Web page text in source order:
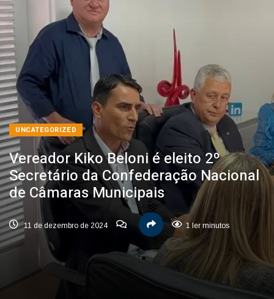
UNCATEGORIZED
Vereador Kiko Beloni é eleito 2º
Secretário da Confederação Nacional
de Câmaras Municipais
11 de dezembro de 2024 1 ler minutos